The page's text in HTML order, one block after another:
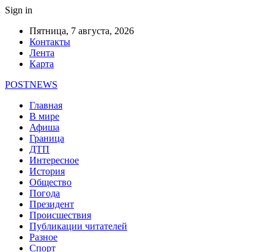
Sign in
Пятница, 7 августа, 2026
Контакты
Лента
Карта
POSTNEWS
Главная
В мире
Афиша
Граница
ДТП
Интересное
История
Общество
Погода
Президент
Происшествия
Публикации читателей
Разное
Спорт